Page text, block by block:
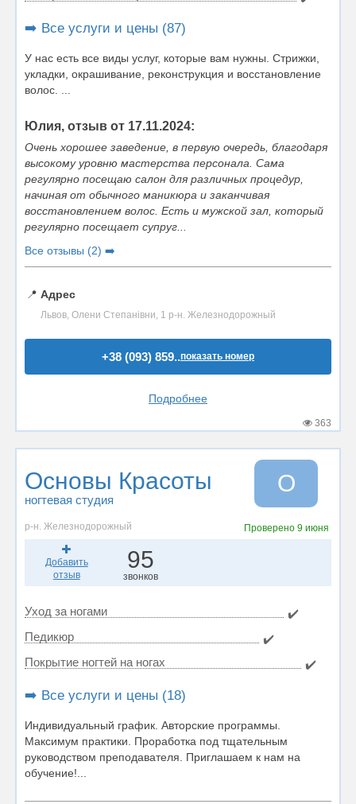
➡️ Все услуги и цены (87)
У нас есть все виды услуг, которые вам нужны. Стрижки,
укладки, окрашивание, реконструкция и восстановление
волос. ...
Юлия, отзыв от 17.11.2024:
Очень хорошее заведение, в первую очередь, благодаря
высокому уровню мастерства персонала. Сама
регулярно посещаю салон для различных процедур,
начиная от обычного маникюра и заканчивая
восстановлением волос. Есть и мужской зал, который
регулярно посещает супруг...
Все отзывы (2) ➡️
📍 Адрес
Львов, Олени Степанівни, 1 р-н. Железнодорожный
+38 (093) 859..показать номер
Подробнее
363
Основы Красоты
ногтевая студия
О
р-н. Железнодорожный Проверено 9 июня
Добавить
отзыв
95
звонков
Уход за ногами
✔️
Педикюр
✔️
Покрытие ногтей на ногах
✔️
➡️ Все услуги и цены (18)
Индивидуальный график. Авторские программы.
Максимум практики. Проработка под тщательным
руководством преподавателя. Приглашаем к нам на
обучение!...